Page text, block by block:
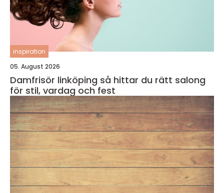
inspiration
05. August 2026
Damfrisör linköping så hittar du rätt salong
för stil, vardag och fest